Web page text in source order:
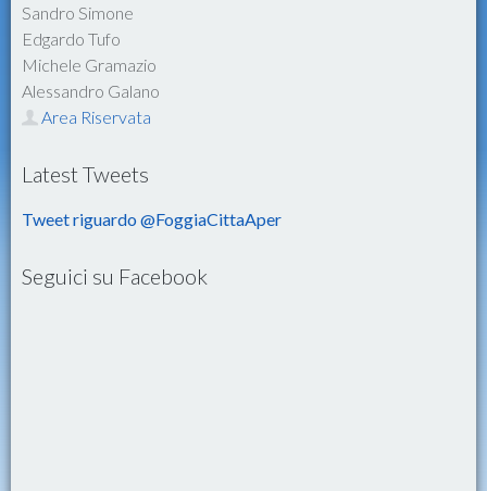
Sandro Simone
Edgardo Tufo
Michele Gramazio
Alessandro Galano
Area Riservata
Latest Tweets
Tweet riguardo @FoggiaCittaAper
Seguici su Facebook